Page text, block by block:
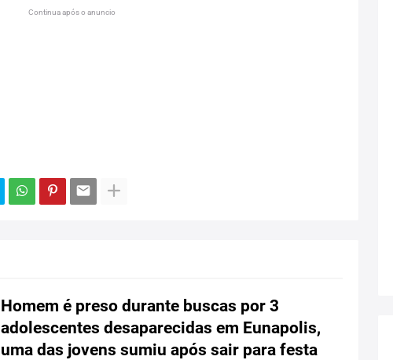
Continua após o anuncio
Homem é preso durante buscas por 3
adolescentes desaparecidas em Eunapolis,
uma das jovens sumiu após sair para festa